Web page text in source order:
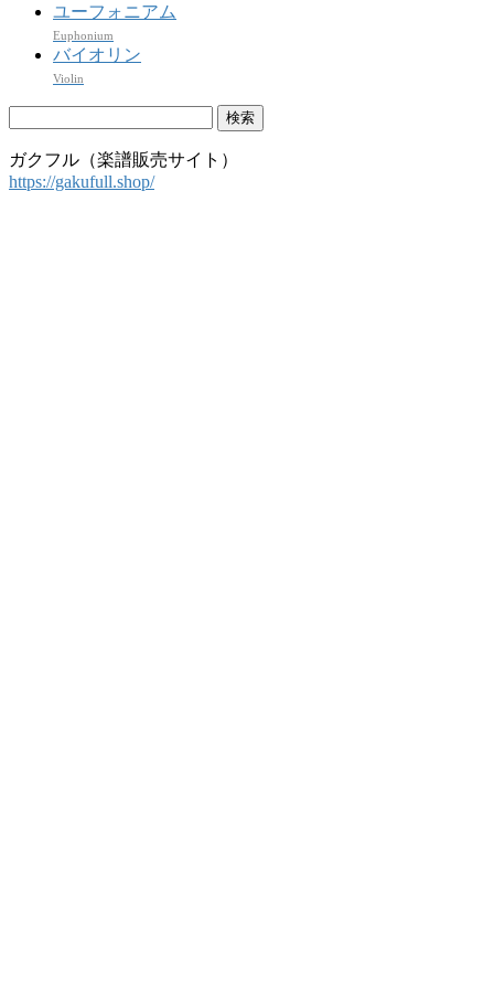
ユーフォニアム
Euphonium
バイオリン
Violin
ガクフル（楽譜販売サイト）
https://gakufull.shop/